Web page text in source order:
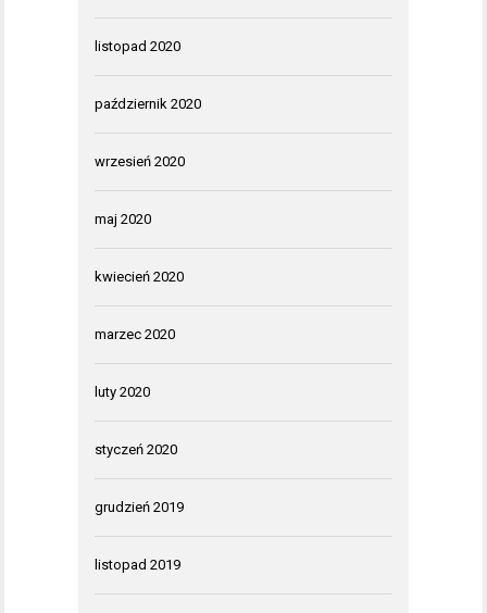
listopad 2020
październik 2020
wrzesień 2020
maj 2020
kwiecień 2020
marzec 2020
luty 2020
styczeń 2020
grudzień 2019
listopad 2019